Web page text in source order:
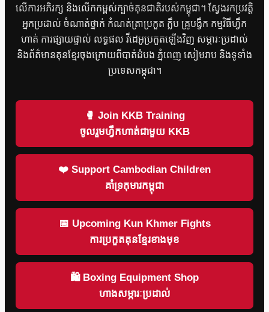
លើការអភិរក្ស និងលើកកម្ពស់ក្បាច់គុនជាតិរបស់កម្ពុជា។ ស្វែងរកប្រវត្តិ
អ្នកប្រដាល់ ចំណាត់ថ្នាក់ កំណត់ត្រាប្រកួត ក្លឹប គ្រូបង្វឹក កម្មវិធីហ្វឹក
ហាត់ ការផ្សាយផ្ទាល់ លទ្ធផល វីដេអូប្រកួតឡើងវិញ សម្ភារៈប្រដាល់
និងព័ត៌មានគុនខ្មែរចុងក្រោយពីបាត់ដំបង ភ្នំពេញ សៀមរាប និងទូទាំង
ប្រទេសកម្ពុជា។
🥊 Join KKB Training
ចូលរួមហ្វឹកហាត់ជាមួយ KKB
❤️ Support Cambodian Children
គាំទ្រកុមារកម្ពុជា
📅 Upcoming Kun Khmer Fights
ការប្រកួតគុនខ្មែរខាងមុខ
🛍 Boxing Equipment Shop
ហាងសម្ភារៈប្រដាល់